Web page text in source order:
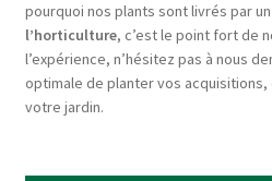
pourquoi nos plants sont livrés par un
l’horticulture, c’est le point fort de
l’expérience, n’hésitez pas à nous
optimale de planter vos acquisitions,
votre jardin.